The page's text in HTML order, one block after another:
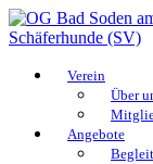
Verein
Über
Angebote